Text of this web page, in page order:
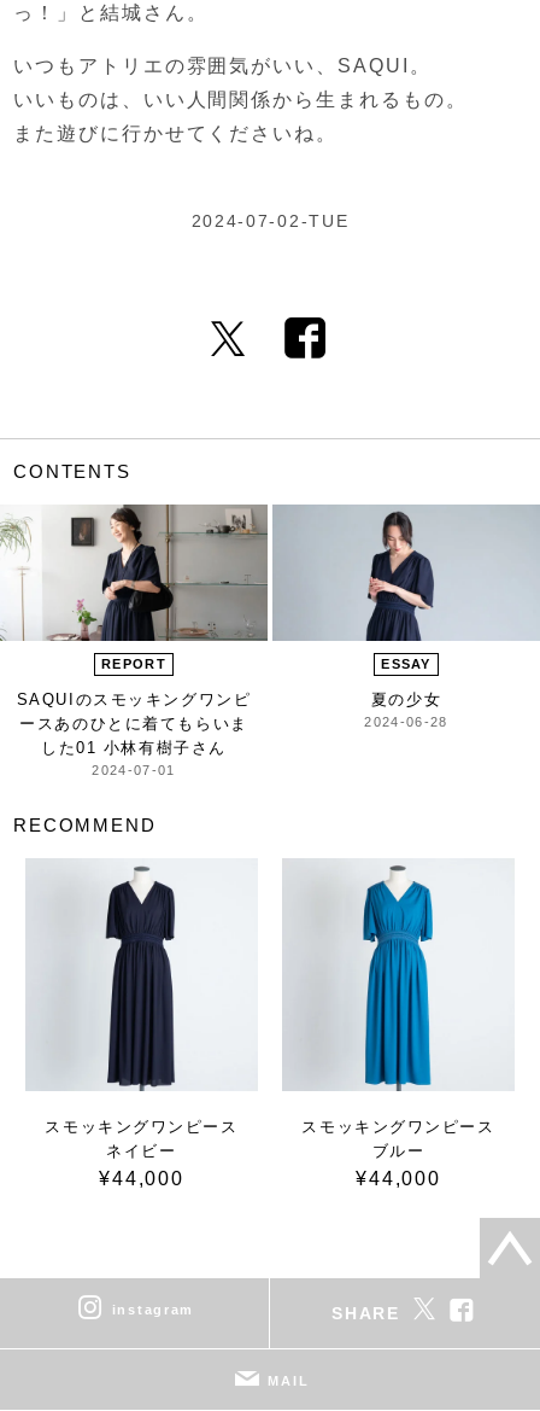
っ！」と結城さん。
いつもアトリエの雰囲気がいい、SAQUI。
いいものは、 いい人間関係から生まれるもの。
また遊びに行かせてくださいね。
2024-07-02-TUE
CONTENTS
REPORT
SAQUIのスモッキングワンピ
ース あのひとに着てもらいま
した01 小林有樹子さん
2024-07-01
ESSAY
夏の少女
2024-06-28
RECOMMEND
スモッキングワンピース
ネイビー
¥44,000
スモッキングワンピース
ブルー
¥44,000
instagram SHARE
MAIL